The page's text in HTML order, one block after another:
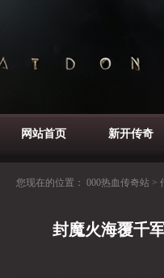
网站首页 新开传奇
您现在的位置： 000热血传奇站 >
封魔火海覆千